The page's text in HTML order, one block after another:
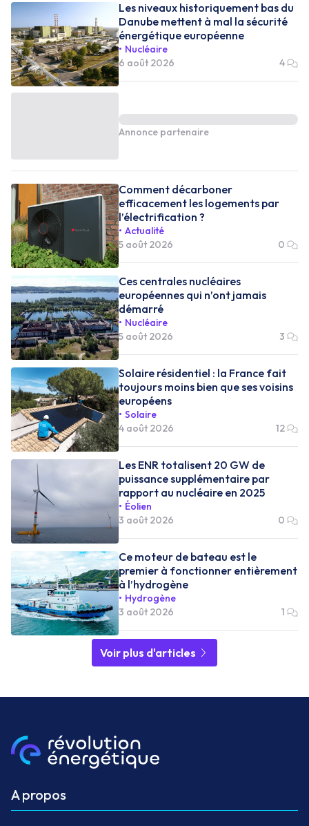
Les niveaux historiquement bas du
Danube mettent à mal la sécurité
énergétique européenne
Nucléaire
6 août 2026
4
Annonce partenaire
Comment décarboner
efficacement les logements par
l’électrification ?
Actualité
5 août 2026
0
Ces centrales nucléaires
européennes qui n’ont jamais
démarré
Nucléaire
5 août 2026
3
Solaire résidentiel : la France fait
toujours moins bien que ses voisins
européens
Solaire
4 août 2026
12
Les ENR totalisent 20 GW de
puissance supplémentaire par
rapport au nucléaire en 2025
Éolien
3 août 2026
0
Ce moteur de bateau est le
premier à fonctionner entièrement
à l’hydrogène
Hydrogène
3 août 2026
1
Voir plus d'articles
A propos